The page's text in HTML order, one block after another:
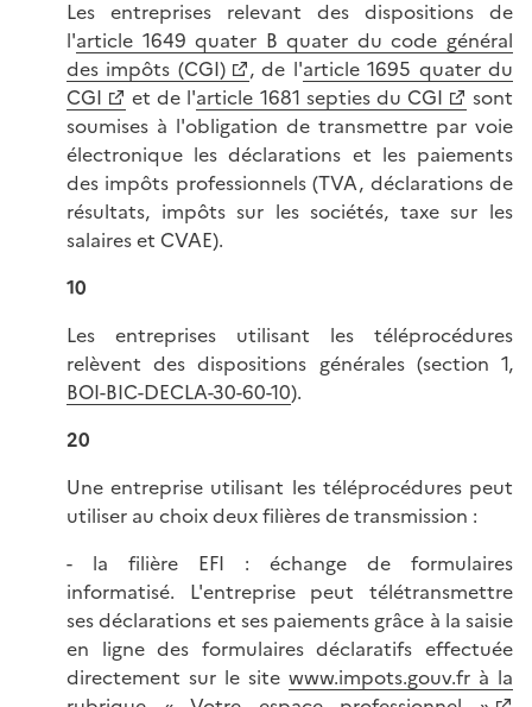
Les entreprises relevant des dispositions de
l'article 1649 quater B quater du code général
des impôts (CGI)
, de l'article 1695 quater du
CGI
et de l'article 1681 septies du CGI
sont
soumises à l'obligation de transmettre par voie
électronique les déclarations et les paiements
des impôts professionnels (TVA, déclarations de
résultats, impôts sur les sociétés, taxe sur les
salaires et CVAE).
10
Les entreprises utilisant les téléprocédures
relèvent des dispositions générales (section 1,
BOI-BIC-DECLA-30-60-10).
20
Une entreprise utilisant les téléprocédures peut
utiliser au choix deux filières de transmission :
- la filière EFI : échange de formulaires
informatisé. L'entreprise peut télétransmettre
ses déclarations et ses paiements grâce à la saisie
en ligne des formulaires déclaratifs effectuée
directement sur le site www.impots.gouv.fr à la